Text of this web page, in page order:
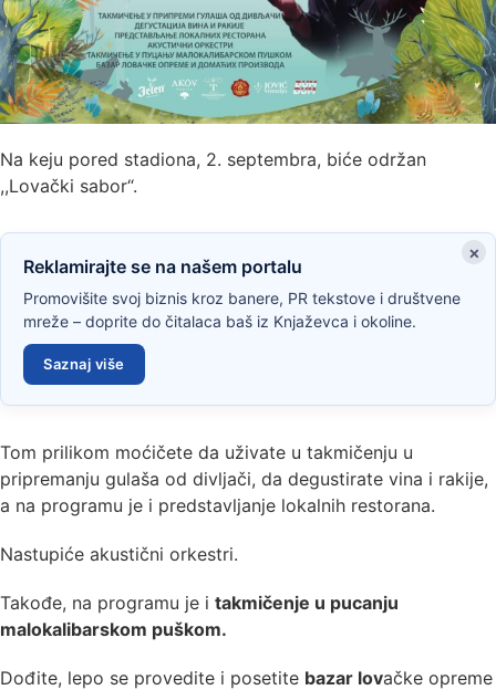
Na keju pored stadiona, 2. septembra, biće održan
,,Lovački sabor“.
×
Reklamirajte se na našem portalu
Promovišite svoj biznis kroz banere, PR tekstove i društvene
mreže – doprite do čitalaca baš iz Knjaževca i okoline.
Saznaj više
Tom prilikom moćičete da uživate u takmičenju u
pripremanju gulaša od divljači, da degustirate vina i rakije,
a na programu je i predstavljanje lokalnih restorana.
Nastupiće akustični orkestri.
Takođe, na programu je i takmičenje u pucanju
malokalibarskom puškom.
Dođite, lepo se provedite i posetite bazar lovačke opreme